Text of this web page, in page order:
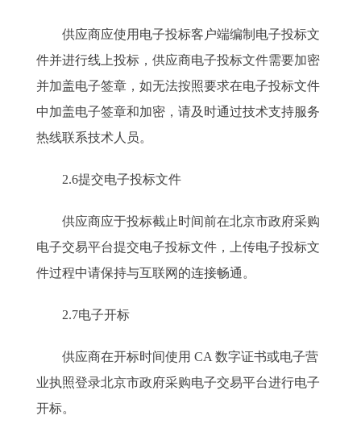
供应商应使用电子投标客户端编制电子投标文
件并进行线上投标，供应商电子投标文件需要加密
并加盖电子签章，如无法按照要求在电子投标文件
中加盖电子签章和加密，请及时通过技术支持服务
热线联系技术人员。
2.6提交电子投标文件
供应商应于投标截止时间前在北京市政府采购
电子交易平台提交电子投标文件，上传电子投标文
件过程中请保持与互联网的连接畅通。
2.7电子开标
供应商在开标时间使用 CA 数字证书或电子营
业执照登录北京市政府采购电子交易平台进行电子
开标。